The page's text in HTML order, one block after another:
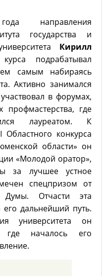
направления
государства и
Кирилл
подрабатывал
самым набираясь
Активно занимался
в форумах,
профмастерства, где
лауреатом. К
конкурса
области» он
«Молодой оратор»,
за лучшее устное
спецпризом от
Думы. Отчасти эта
его дальнейший путь.
университета он
началось его